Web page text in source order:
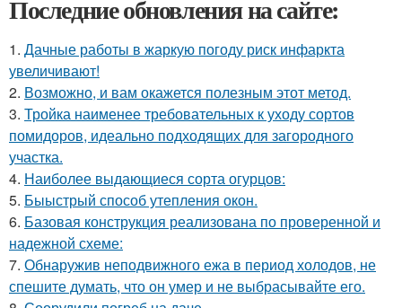
Последние обновления на сайте:
1. Дачные работы в жаркую погоду риск инфаркта
увеличивают!
2. Возможно, и вам окажется полезным этот метод.
3. Тройка наименее требовательных к уходу сортов
помидоров, идеально подходящих для загородного
участка.
4. Наиболее выдающиеся сорта огурцов:
5. Быыстрый способ утепления окон.
6. Базовая конструкция реализована по проверенной и
надежной схеме:
7. Обнаружив неподвижного ежа в период холодов, не
спешите думать, что он умер и не выбрасывайте его.